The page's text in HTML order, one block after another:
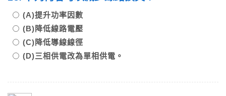
(A)提升功率因數
(B)降低線路電壓
(C)降低導線線徑
(D)三相供電改為單相供電。